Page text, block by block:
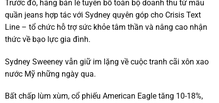
Trước đó, hãng bán lẻ tuyên bố toàn bộ doanh thu từ mẫu
quần jeans hợp tác với Sydney quyên góp cho Crisis Text
Line – tổ chức hỗ trợ sức khỏe tâm thần và nâng cao nhận
thức về bạo lực gia đình.
Sydney Sweeney vẫn giữ im lặng về cuộc tranh cãi xôn xao
nước Mỹ những ngày qua.
Bất chấp lùm xùm, cổ phiếu American Eagle tăng 10-18%,